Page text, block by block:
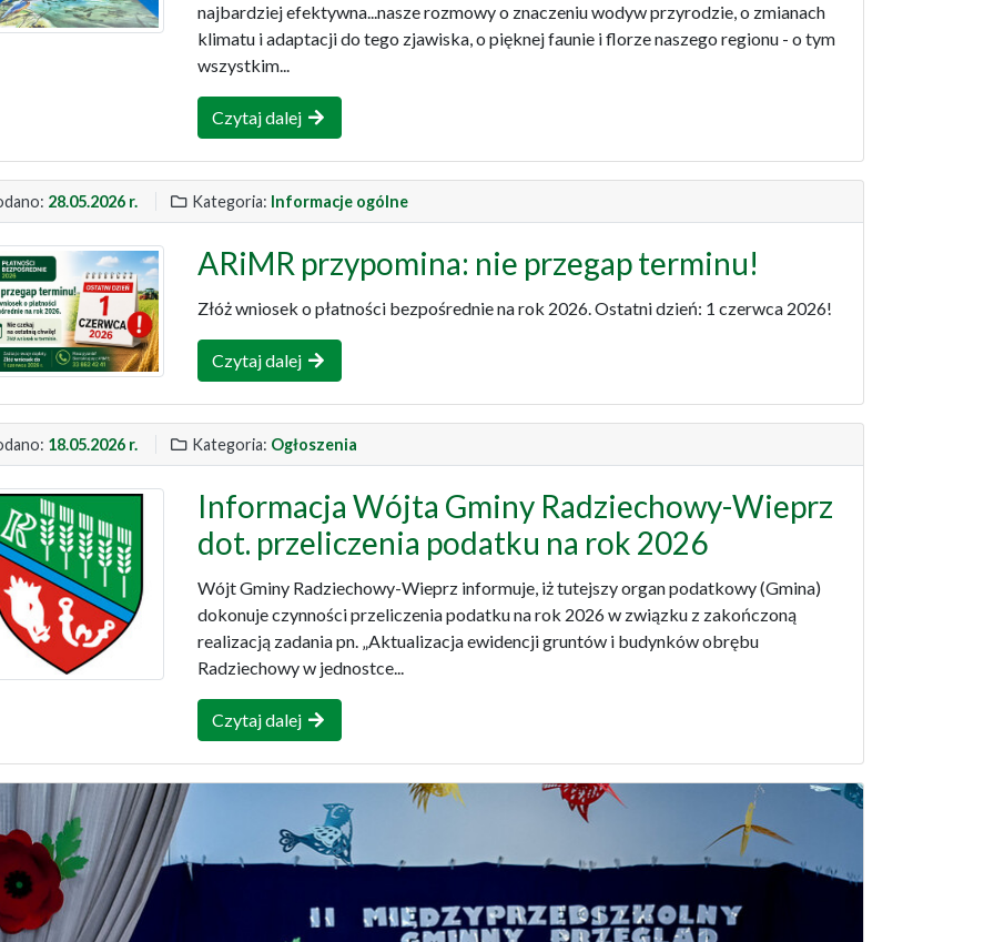
najbardziej efektywna...nasze rozmowy o znaczeniu wodyw przyrodzie, o zmianach
klimatu i adaptacji do tego zjawiska, o pięknej faunie i florze naszego regionu - o tym
wszystkim...
Czytaj dalej
28.05.2026 r. Kategoria: Informacje ogólne
ARiMR przypomina: nie przegap terminu!
Złóż wniosek o płatności bezpośrednie na rok 2026. Ostatni dzień: 1 czerwca 2026!
Czytaj dalej
18.05.2026 r. Kategoria: Ogłoszenia
Informacja Wójta Gminy Radziechowy-Wieprz
dot. przeliczenia podatku na rok 2026
Wójt Gminy Radziechowy-Wieprz informuje, iż tutejszy organ podatkowy (Gmina)
dokonuje czynności przeliczenia podatku na rok 2026 w związku z zakończoną
realizacją zadania pn. „Aktualizacja ewidencji gruntów i budynków obrębu
Radziechowy w jednostce...
Czytaj dalej